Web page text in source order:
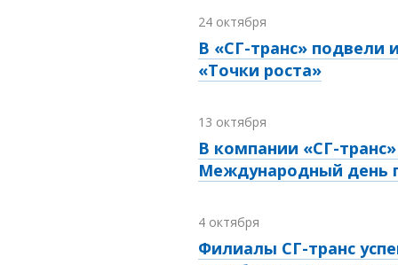
24 октября
В «СГ-транс» подвели
«Точки роста»
13 октября
В компании «СГ-
Международный день
4 октября
Филиалы СГ-транс